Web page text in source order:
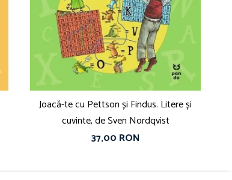
Joacă-te cu Pettson și Findus. Litere și
cuvinte, de Sven Nordqvist
37,00 RON